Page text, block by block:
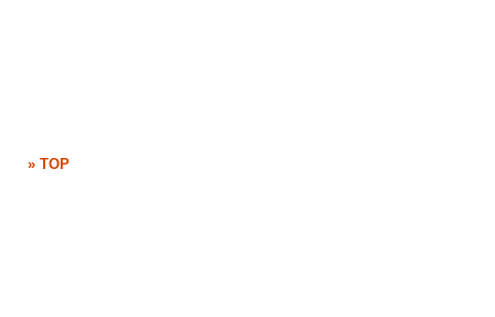
» TOP